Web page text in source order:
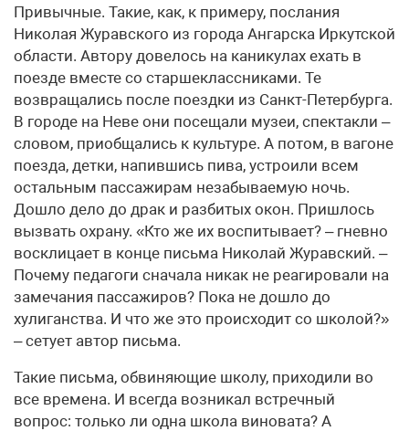
Привычные. Такие, как, к примеру, послания
Николая Журавского из города Ангарска Иркутской
области. Автору довелось на каникулах ехать в
поезде вместе со старшеклассниками. Те
возвращались после поездки из Санкт-Петербурга.
В городе на Неве они посещали музеи, спектакли –
словом, приобщались к культуре. А потом, в вагоне
поезда, детки, напившись пива, устроили всем
остальным пассажирам незабываемую ночь.
Дошло дело до драк и разбитых окон. Пришлось
вызвать охрану. «Кто же их воспитывает? – гневно
восклицает в конце письма Николай Журавский. –
Почему педагоги сначала никак не реагировали на
замечания пассажиров? Пока не дошло до
хулиганства. И что же это происходит со школой?»
– сетует автор письма.
Такие письма, обвиняющие школу, приходили во
все времена. И всегда возникал встречный
вопрос: только ли одна школа виновата? А